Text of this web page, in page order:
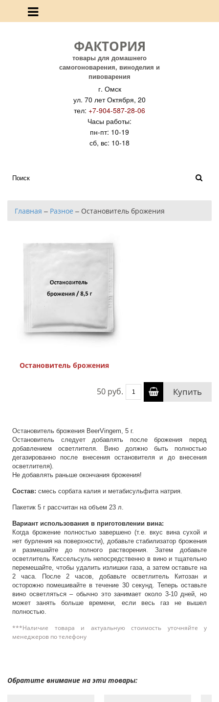
ФАКТОРИЯ
товары для домашнего
самогоноварения, виноделия и
пивоварения
г. Омск
ул. 70 лет Октября, 20
тел: +7-904-587-28-06
Часы работы:
пн-пт: 10-19
сб, вс: 10-18
Главная – Разное – Остановитель брожения
Остановитель брожения
50 руб. Купить
Остановитель брожения BeerVingem, 5 г.
Остановитель следует добавлять после брожения перед
добавлением осветлителя. Вино должно быть полностью
дегазированно после внесения остановителя и до внесения
осветлителя).
Не добавлять раньше окончания брожения!
Состав: смесь сорбата калия и метабисульфита натрия.
Пакетик 5 г рассчитан на объем 23 л.
Вариант использования в приготовлении вина:
Когда брожение полностью завершено (т.е. вкус вина сухой и
нет бурления на поверхности), добавьте стабилизатор брожения
и размешайте до полного растворения. Затем добавьте
осветлитель Киссельсуль непосредственно в вино и тщательно
перемешайте, чтобы удалить излишки газа, а затем оставьте на
2 часа. После 2 часов, добавьте осветлитель Китозан и
осторожно помешивайте в течение 30 секунд. Теперь оставьте
вино осветляться – обычно это занимает около 3-10 дней, но
может занять больше времени, если весь газ не вышел
полностью.
***Наличие товара и актуальную стоимость уточняйте у
менеджеров по телефону
Обратите внимание на эти товары: